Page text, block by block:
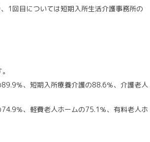
1回目については短期入所生活介護事務所の
％、短期入所療養介護の88.6％、介護老人
％、軽費老人ホームの75.1％、有料老人ホ